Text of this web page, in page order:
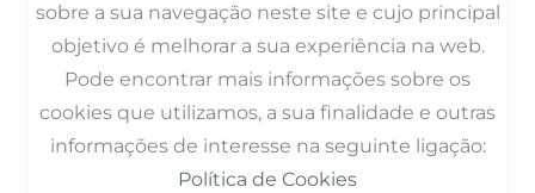
sobre a sua navegação neste site e cujo principal
objetivo é melhorar a sua experiência na web.
Pode encontrar mais informações sobre os
cookies que utilizamos, a sua finalidade e outras
informações de interesse na seguinte ligação:
Política de Cookies